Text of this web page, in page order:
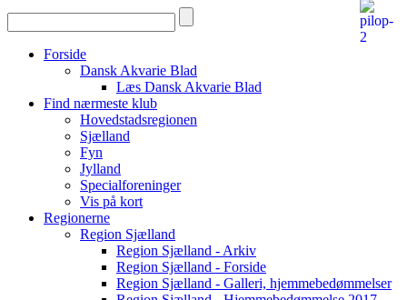
Forside
Dansk Akvarie Blad
Læs Dansk Akvarie Blad
Find nærmeste klub
Hovedstadsregionen
Sjælland
Fyn
Jylland
Specialforeninger
Vis på kort
Regionerne
Region Sjælland
Region Sjælland - Arkiv
Region Sjælland - Forside
Region Sjælland - Galleri, hjemmebedømmelser